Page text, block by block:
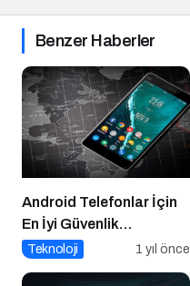
Benzer Haberler
Android Telefonlar İçin
En İyi Güvenlik
Uygulamaları
Teknoloji 1 yıl önce